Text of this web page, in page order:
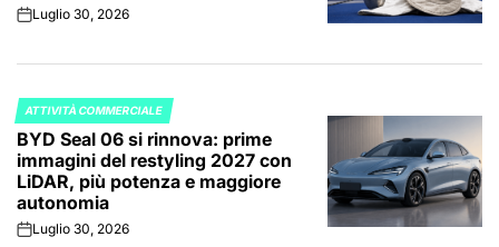
onLuglio 30, 2026
POSTED
IN
ATTIVITÀ COMMERCIALE
BYD Seal 06 si rinnova: prime
immagini del restyling 2027 con
LiDAR, più potenza e maggiore
autonomia
onLuglio 30, 2026